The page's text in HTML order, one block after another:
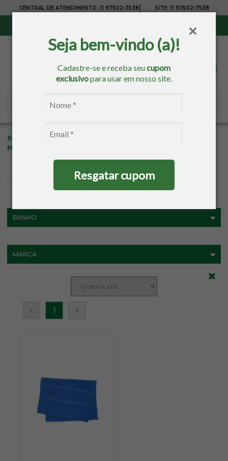
Seja bem-vindo (a)!
Cadastre-se e receba seucupom
exclusivopara usar em nosso site.
Resgatar cupom
CENTRAL DE ATENDIMENTO: 11 97502-7538 SITE: 11 97502-7538
Sacaria Banho
Marcotex
MARCA
BANHO
1